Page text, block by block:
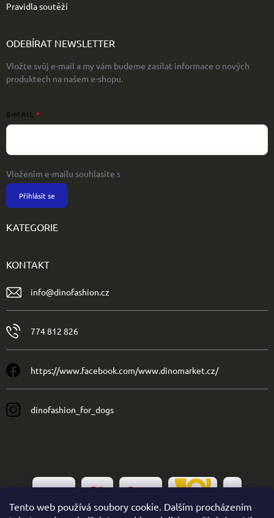
Tento web používá soubory cookie. Dalším procházením
Pravidla soutěží
ODEBÍRAT NEWSLETTER
Vložte svůj e-mail a my vám budeme zasílat informace o nových
produktech na našem e-shopu.
E-MAIL
Vložením e-mailu souhlasíte s
Přihlásit se
KATEGORIE
KONTAKT
info@dinofashion.cz
774 812 826
https://www.facebook.com/www.dinomarket.cz/
dinofashion_for_dogs